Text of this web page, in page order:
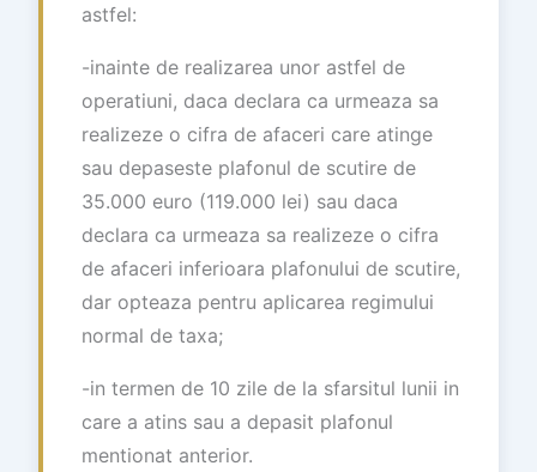
astfel:
-inainte de realizarea unor astfel de
operatiuni, daca declara ca urmeaza sa
realizeze o cifra de afaceri care atinge
sau depaseste plafonul de scutire de
35.000 euro (119.000 lei) sau daca
declara ca urmeaza sa realizeze o cifra
de afaceri inferioara plafonului de scutire,
dar opteaza pentru aplicarea regimului
normal de taxa;
-in termen de 10 zile de la sfarsitul lunii in
care a atins sau a depasit plafonul
mentionat anterior.